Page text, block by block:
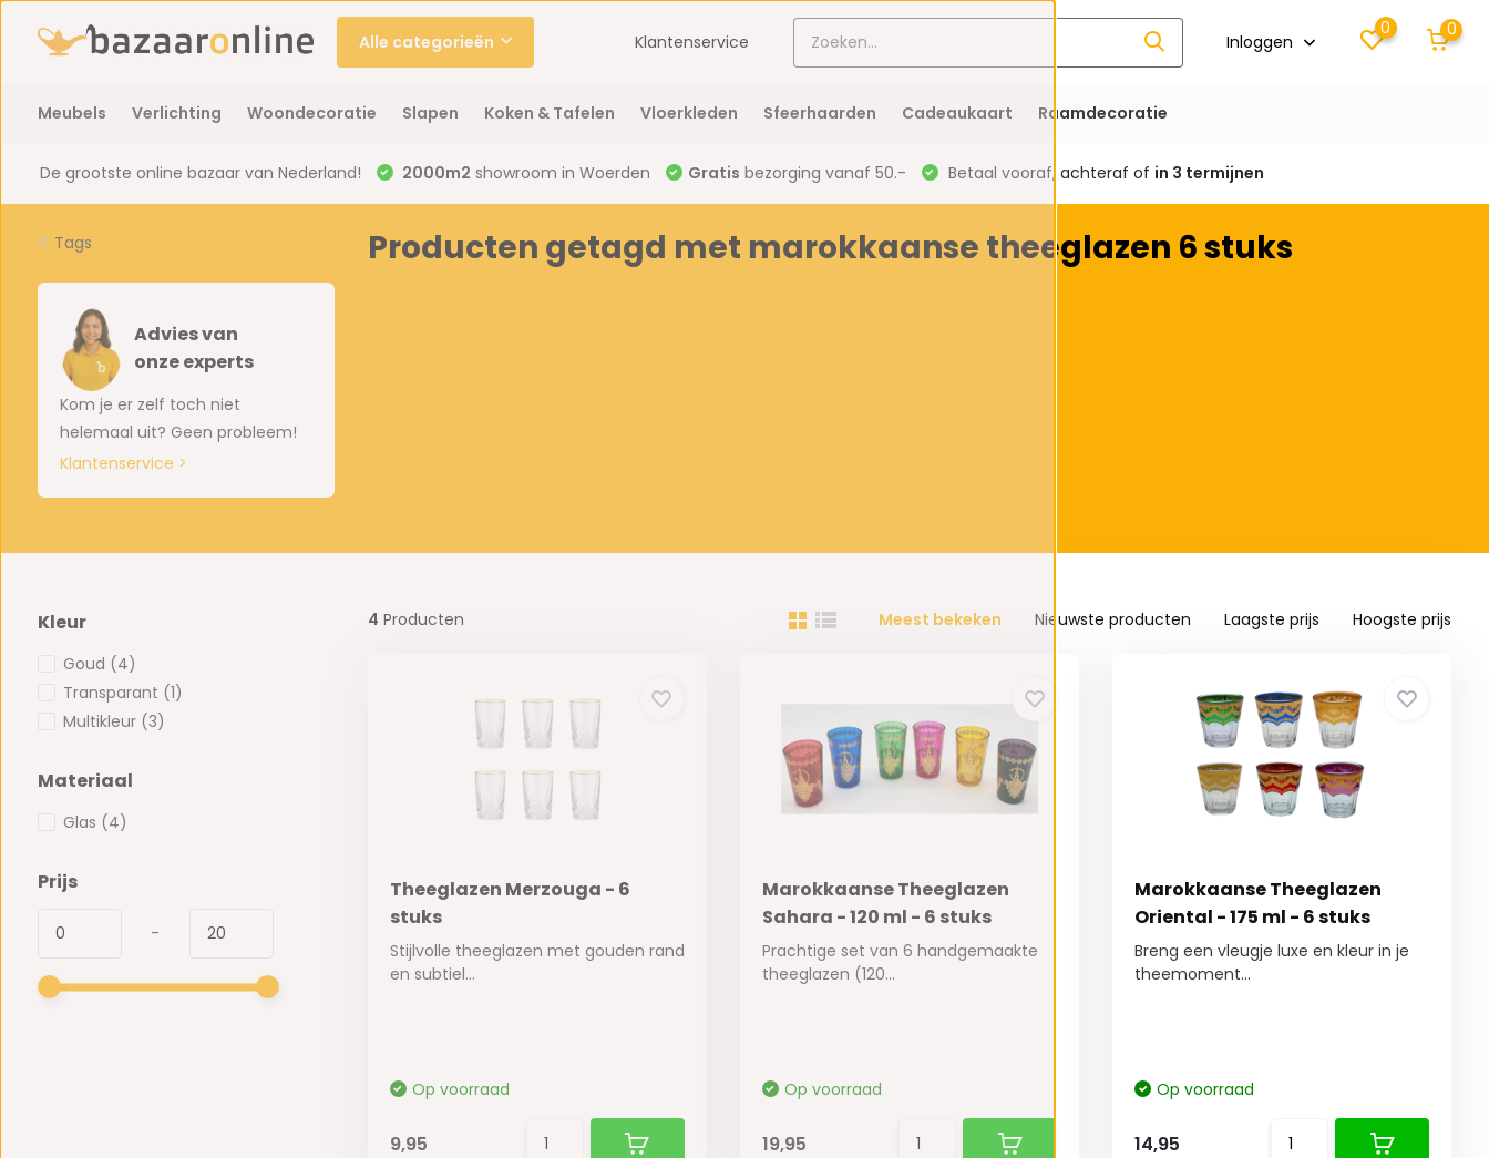
Alle categorieën Klantenservice Inloggen
0 0
Meubels Verlichting Woondecoratie Slapen Koken & Tafelen Vloerkleden Sfeerhaarden Cadeaukaart Raamdecoratie
De grootste online bazaar van Nederland! 2000m2 showroom in Woerden Gratis bezorging vanaf 50.- Betaal vooraf, achteraf of in 3 termijnen
Tags
Advies van
onze experts
Kom je er zelf toch niet
helemaal uit? Geen probleem!
Klantenservice >
Producten getagd met marokkaanse theeglazen 6 stuks
Kleur
Goud (4)
Transparant (1)
Multikleur (3)
Materiaal
Glas (4)
Prijs
-
4 Producten Meest bekeken Nieuwste producten Laagste prijs Hoogste prijs
Theeglazen Merzouga - 6
stuks
Stijlvolle theeglazen met gouden rand
en subtiel...
Op voorraad
9,95
Marokkaanse Theeglazen
Sahara - 120 ml - 6 stuks
Prachtige set van 6 handgemaakte
theeglazen (120...
Op voorraad
19,95
Marokkaanse Theeglazen
Oriental - 175 ml - 6 stuks
Breng een vleugje luxe en kleur in je
theemoment...
Op voorraad
14,95